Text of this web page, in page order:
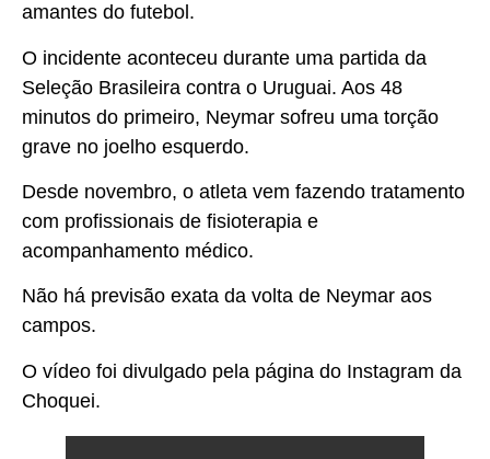
amantes do futebol.
O incidente aconteceu durante uma partida da
Seleção Brasileira contra o Uruguai. Aos 48
minutos do primeiro, Neymar sofreu uma torção
grave no joelho esquerdo.
Desde novembro, o atleta vem fazendo tratamento
com profissionais de fisioterapia e
acompanhamento médico.
Não há previsão exata da volta de Neymar aos
campos.
O vídeo foi divulgado pela página do Instagram da
Choquei.